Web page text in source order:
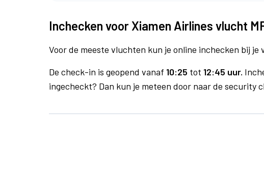
Inchecken voor Xiamen Airlines vlucht
Voor de meeste vluchten kun je online inchecken bij
De check-in is geopend vanaf 10:25 tot 12:45 uur.
ingecheckt? Dan kun je meteen door naar de security